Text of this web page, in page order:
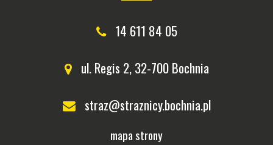
14 611 84 05
ul. Regis 2, 32-700 Bochnia
straz@straznicy.bochnia.pl
mapa strony